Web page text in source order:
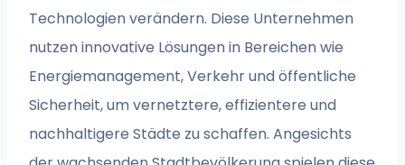
Technologien verändern. Diese Unternehmen
nutzen innovative Lösungen in Bereichen wie
Energiemanagement, Verkehr und öffentliche
Sicherheit, um vernetztere, effizientere und
nachhaltigere Städte zu schaffen. Angesichts